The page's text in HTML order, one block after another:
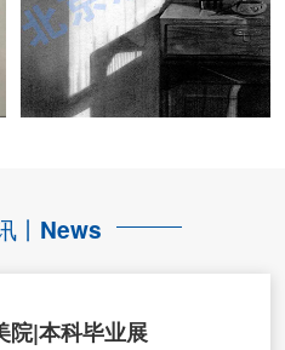
丨 News
院|本科毕业展